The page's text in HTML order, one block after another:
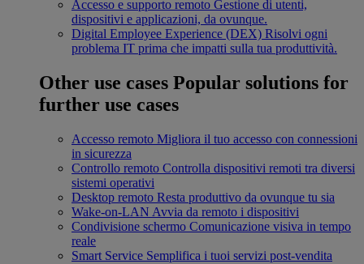
Accesso e supporto remoto Gestione di utenti,
dispositivi e applicazioni, da ovunque.
Digital Employee Experience (DEX) Risolvi ogni
problema IT prima che impatti sulla tua produttività.
Other use cases Popular solutions for
further use cases
Accesso remoto Migliora il tuo accesso con connessioni
in sicurezza
Controllo remoto Controlla dispositivi remoti tra diversi
sistemi operativi
Desktop remoto Resta produttivo da ovunque tu sia
Wake-on-LAN Avvia da remoto i dispositivi
Condivisione schermo Comunicazione visiva in tempo
reale
Smart Service Semplifica i tuoi servizi post-vendita